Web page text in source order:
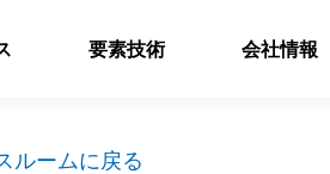
要素技術 会社情報
ルームに戻る